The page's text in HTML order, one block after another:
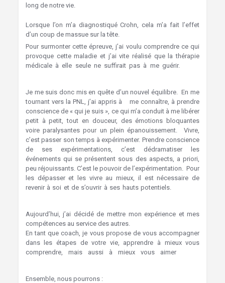
long de notre vie.
Lorsque l’on m’a diagnostiqué Crohn, cela m’a fait l’effet
d’un coup de massue sur la tête.
Pour surmonter cette épreuve, j’ai voulu comprendre ce qui
provoque cette maladie et j’ai vite réalisé que la thérapie
médicale à elle seule ne suffirait pas à me guérir.
Je me suis donc mis en quête d’un nouvel équilibre. En me
tournant vers la PNL, j’ai appris à me connaître, à prendre
conscience de « qui je suis », ce qui m’a conduit à me libérer
petit à petit, tout en douceur, des émotions bloquantes
voire paralysantes pour un plein épanouissement. Vivre,
c’est passer son temps à expérimenter. Prendre conscience
de ses expérimentations, c’est dédramatiser les
événements qui se présentent sous des aspects, a priori,
peu réjouissants. C’est le pouvoir de l’expérimentation. Pour
les dépasser et les vivre au mieux, il est nécessaire de
revenir à soi et de s’ouvrir à ses hauts potentiels.
Aujourd’hui, j’ai décidé de mettre mon expérience et mes
compétences au service des autres.
En tant que coach, je vous propose de vous accompagner
dans les étapes de votre vie, apprendre à mieux vous
comprendre, mais aussi à mieux vous aimer. Mons
Ensemble, nous pourrons :